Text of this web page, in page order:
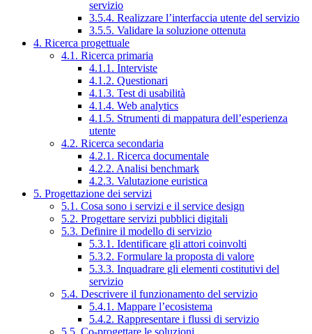
servizio
3.5.4. Realizzare l’interfaccia utente del servizio
3.5.5. Validare la soluzione ottenuta
4. Ricerca progettuale
4.1. Ricerca primaria
4.1.1. Interviste
4.1.2. Questionari
4.1.3. Test di usabilità
4.1.4. Web analytics
4.1.5. Strumenti di mappatura dell’esperienza
utente
4.2. Ricerca secondaria
4.2.1. Ricerca documentale
4.2.2. Analisi benchmark
4.2.3. Valutazione euristica
5. Progettazione dei servizi
5.1. Cosa sono i servizi e il service design
5.2. Progettare servizi pubblici digitali
5.3. Definire il modello di servizio
5.3.1. Identificare gli attori coinvolti
5.3.2. Formulare la proposta di valore
5.3.3. Inquadrare gli elementi costitutivi del
servizio
5.4. Descrivere il funzionamento del servizio
5.4.1. Mappare l’ecosistema
5.4.2. Rappresentare i flussi di servizio
5.5. Co-progettare le soluzioni